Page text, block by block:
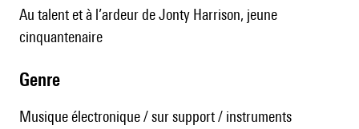
au talent et à l’ardeur de Jonty Harrison, jeune
cinquantenaire
genre
Musique électronique / sur support / instruments